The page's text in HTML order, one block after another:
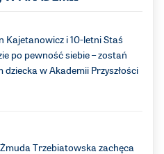
Kajetanowicz i 10-letni Staś
po pewność siebie – zostań
dziecka w Akademii Przyszłości
Trzebiatowska zachęca